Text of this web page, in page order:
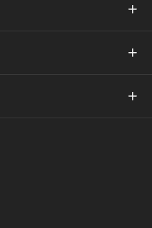


